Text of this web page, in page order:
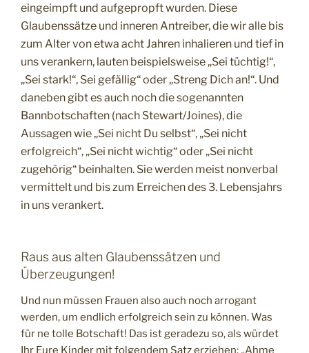
eingeimpft und aufgepropft wurden. Diese
Glaubenssätze und inneren Antreiber, die wir alle bis
zum Alter von etwa acht Jahren inhalieren und tief in
uns verankern, lauten beispielsweise „Sei tüchtig!“,
„Sei stark!“, Sei gefällig“ oder „Streng Dich an!“. Und
daneben gibt es auch noch die sogenannten
Bannbotschaften (nach Stewart/Joines), die
Aussagen wie „Sei nicht Du selbst“, „Sei nicht
erfolgreich“, „Sei nicht wichtig“ oder „Sei nicht
zugehörig“ beinhalten. Sie werden meist nonverbal
vermittelt und bis zum Erreichen des 3. Lebensjahrs
in uns verankert.
Raus aus alten Glaubenssätzen und
Überzeugungen!
Und nun müssen Frauen also auch noch arrogant
werden, um endlich erfolgreich sein zu können. Was
für ne tolle Botschaft! Das ist geradezu so, als würdet
Ihr Eure Kinder mit folgendem Satz erziehen: „Ahme